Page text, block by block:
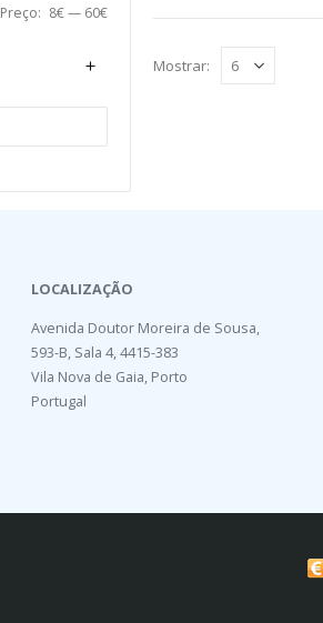
Mostrar:
Preço: 8€— 60€
LOCALIZAÇÃO
Avenida Doutor Moreira de Sousa,
593-B, Sala 4, 4415-383
Vila Nova de Gaia, Porto
Portugal